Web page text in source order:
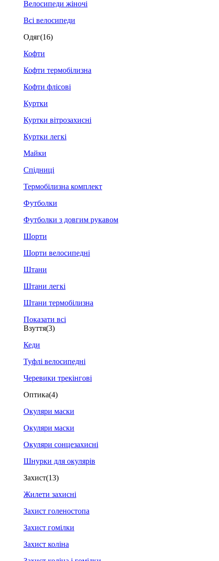
Велосипеди жіночі
Всі велосипеди
Одяг(16)
Кофти
Кофти термобілизна
Кофти флісові
Куртки
Куртки вітрозахисні
Куртки легкі
Майки
Спідниці
Термобілизна комплект
Футболки
Футболки з довгим рукавом
Шорти
Шорти велосипедні
Штани
Штани легкі
Штани термобілизна
Показати всі
Взуття(3)
Кеди
Туфлі велосипедні
Черевики трекінгові
Оптика(4)
Окуляри маски
Окуляри маски
Окуляри сонцезахисні
Шнурки для окулярів
Захист(13)
Жилети захисні
Захист голеностопа
Захист гомілки
Захист коліна